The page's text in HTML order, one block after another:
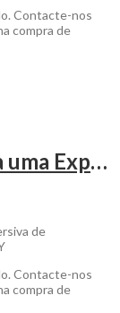
Contacte-nos
compra de
Conjunto Gamer Thrym para uma Experiência Imersiva de Videogame para ser personalizado
de
Contacte-nos
compra de